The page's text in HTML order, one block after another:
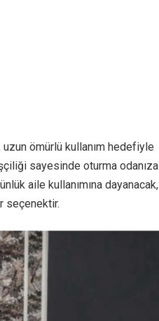
ömürlü kullanım hedefiyle
sayesinde oturma odanıza
aile kullanımına dayanacak,
seçenektir.